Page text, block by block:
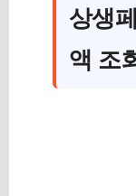
상생
액 조